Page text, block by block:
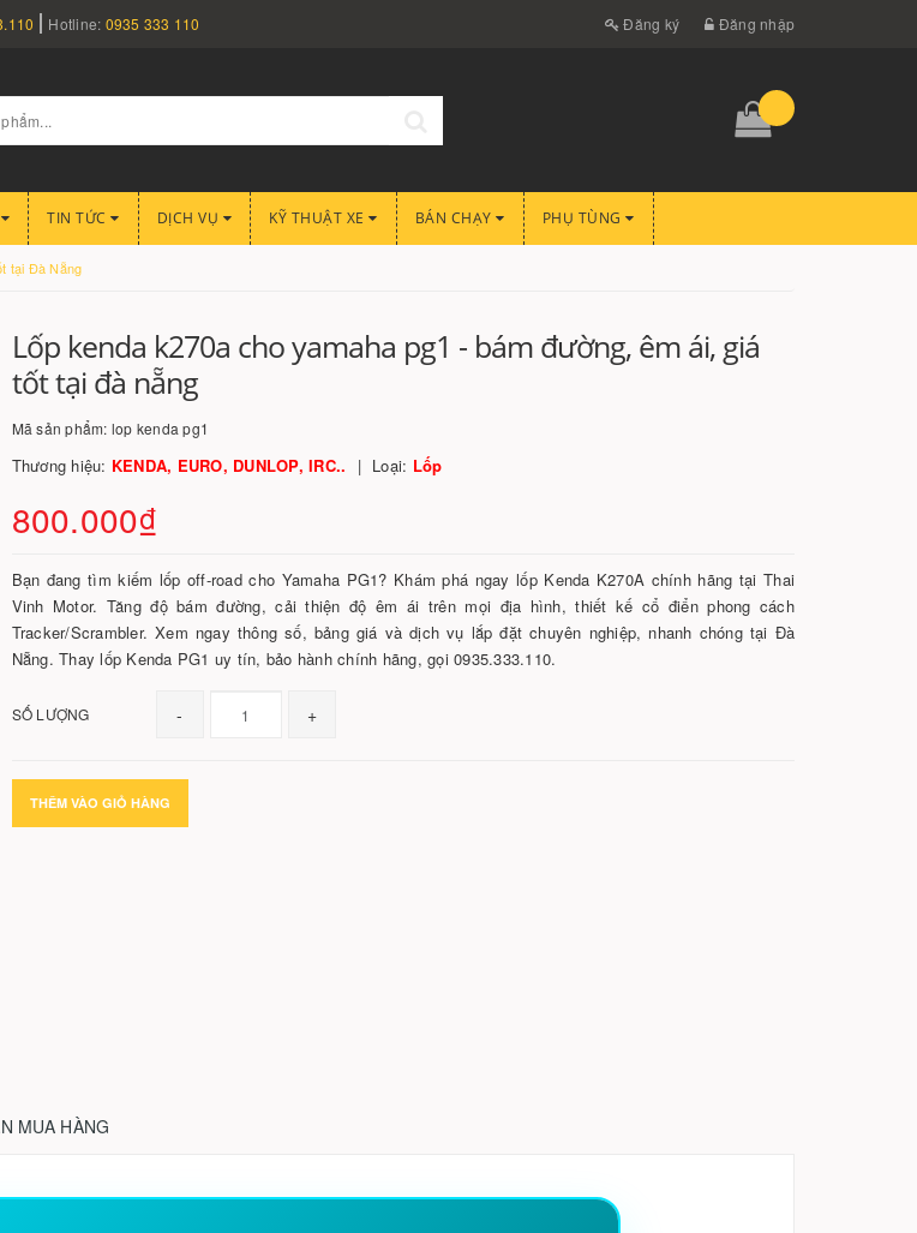
Hotline: 0935 333 110 Đăng ký Đăng nhập
TIN TỨC DỊCH VỤ KỸ THUẬT XE BÁN CHẠY PHỤ TÙNG
tại Đà Nẵng
Lốp kenda k270a cho yamaha pg1 - bám đường, êm ái, giá
tốt tại đà nẵng
Mã sản phẩm: lop kenda pg1
Thương hiệu: KENDA, EURO, DUNLOP, IRC.. Loại: Lốp
800.000₫
Bạn đang tìm kiếm lốp off-road cho Yamaha PG1? Khám phá ngay lốp Kenda K270A chính hãng tại Thai
Vinh Motor. Tăng độ bám đường, cải thiện độ êm ái trên mọi địa hình, thiết kế cổ điển phong cách
Tracker/Scrambler. Xem ngay thông số, bảng giá và dịch vụ lắp đặt chuyên nghiệp, nhanh chóng tại Đà
Nẵng. Thay lốp Kenda PG1 uy tín, bảo hành chính hãng, gọi 0935.333.110.
SỐ LƯỢNG - +
THÊM VÀO GIỎ HÀNG
MUA HÀNG